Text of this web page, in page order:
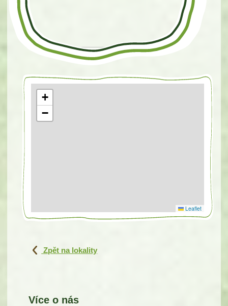
+
−
Leaflet
Zpět na lokality
Více o nás